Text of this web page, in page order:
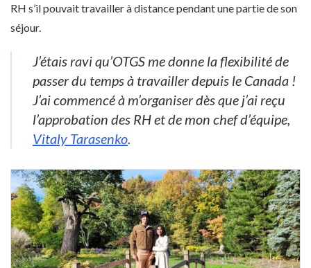
RH s’il pouvait travailler à distance pendant une partie de son
séjour.
J’étais ravi qu’OTGS me donne la flexibilité de
passer du temps à travailler depuis le Canada !
J’ai commencé à m’organiser dès que j’ai reçu
l’approbation des RH et de mon chef d’équipe,
Vitaly Tarasenko.